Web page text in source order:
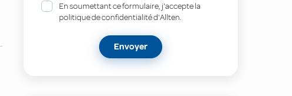
En soumettant ce formulaire, j'accepte la
politique de confidentialité d'Allten.
Envoyer